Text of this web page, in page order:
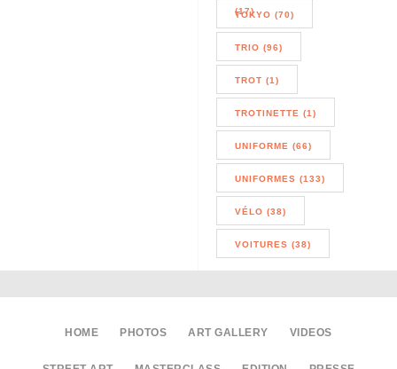
(17)
TOKYO (70)
TRIO (96)
TROT (1)
TROTINETTE (1)
UNIFORME (66)
UNIFORMES (133)
VÉLO (38)
VOITURES (38)
HOME PHOTOS ART GALLERY VIDEOS